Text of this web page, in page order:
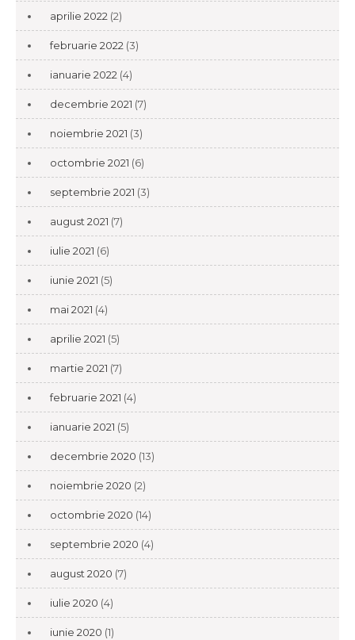
aprilie 2022 (2)
februarie 2022 (3)
ianuarie 2022 (4)
decembrie 2021 (7)
noiembrie 2021 (3)
octombrie 2021 (6)
septembrie 2021 (3)
august 2021 (7)
iulie 2021 (6)
iunie 2021 (5)
mai 2021 (4)
aprilie 2021 (5)
martie 2021 (7)
februarie 2021 (4)
ianuarie 2021 (5)
decembrie 2020 (13)
noiembrie 2020 (2)
octombrie 2020 (14)
septembrie 2020 (4)
august 2020 (7)
iulie 2020 (4)
iunie 2020 (1)